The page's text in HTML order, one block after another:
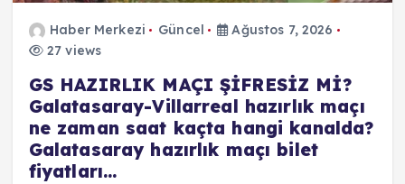
Haber Merkezi Güncel
Ağustos 7, 2026
27 views
GS HAZIRLIK MAÇI ŞİFRESİZ Mİ?
Galatasaray-Villarreal hazırlık maçı
ne zaman saat kaçta hangi kanalda?
Galatasaray hazırlık maçı bilet
fiyatları…